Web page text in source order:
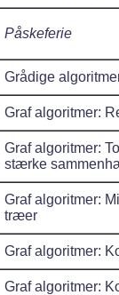
Påskeferie
Grådige
Graf algoritmer:
Graf algoritmer:
stærke
Graf algoritmer:
træer
Graf algoritmer:
Graf algoritmer: